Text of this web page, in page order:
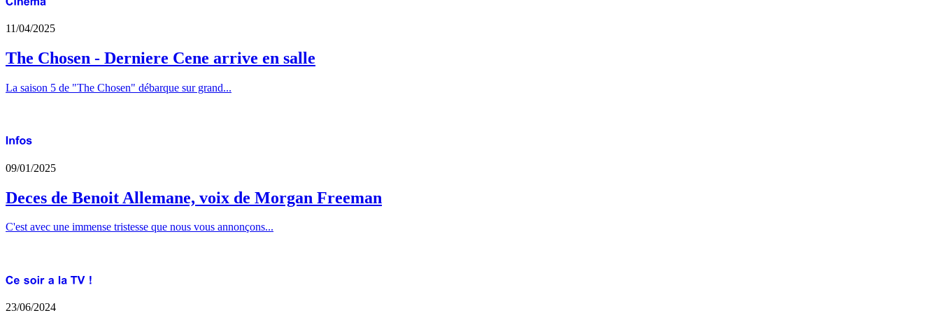
11/04/2025
The Chosen - Derniere Cene arrive en salle
La saison 5 de "The Chosen" débarque sur grand...
09/01/2025
Deces de Benoit Allemane, voix de Morgan Freeman
C'est avec une immense tristesse que nous vous annonçons...
23/06/2024